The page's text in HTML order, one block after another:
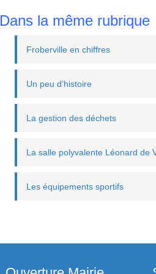
Dans la même rubrique
Froberville en chiffres
Un peu d’histoire
La gestion des déchets
La salle polyvalente Léonard de
Les équipements sportifs